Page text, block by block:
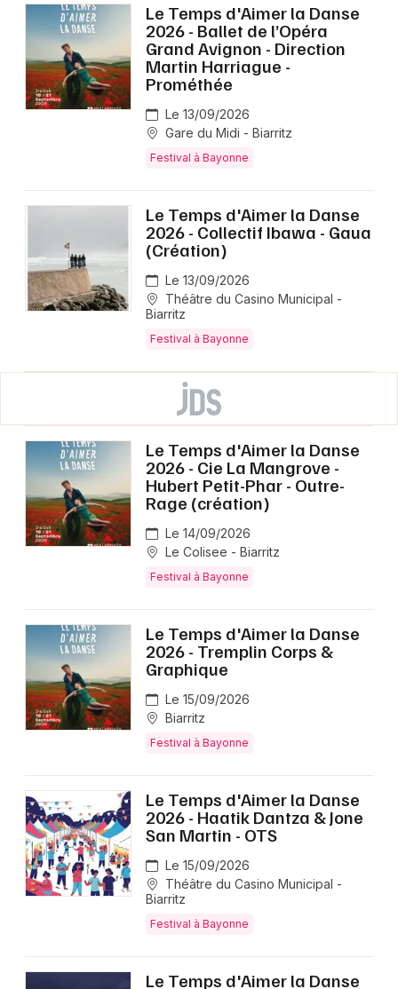
Le Temps d'Aimer la Danse
2026 - Ballet de l’Opéra
Grand Avignon - Direction
Martin Harriague -
Prométhée
Le 13/09/2026
Gare du Midi - Biarritz
Festival à Bayonne
Le Temps d'Aimer la Danse
2026 - Collectif Ibawa - Gaua
(Création)
Le 13/09/2026
Théâtre du Casino Municipal -
Biarritz
Festival à Bayonne
Le Temps d'Aimer la Danse
2026 - Cie La Mangrove -
Hubert Petit-Phar - Outre-
Rage (création)
Le 14/09/2026
Le Colisee - Biarritz
Festival à Bayonne
Le Temps d'Aimer la Danse
2026 - Tremplin Corps &
Graphique
Le 15/09/2026
Biarritz
Festival à Bayonne
Le Temps d'Aimer la Danse
2026 - Haatik Dantza & Jone
San Martin - OTS
Le 15/09/2026
Théâtre du Casino Municipal -
Biarritz
Festival à Bayonne
Le Temps d'Aimer la Danse